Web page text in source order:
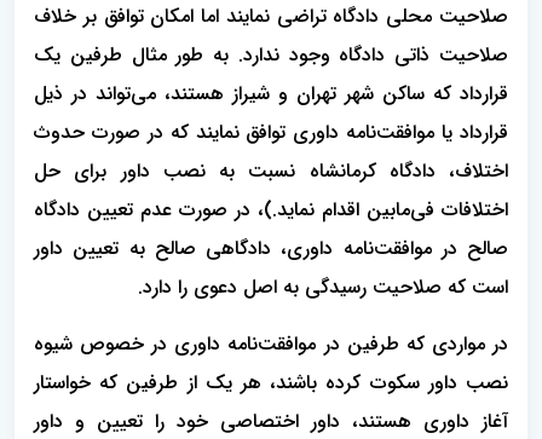
صلاحیت محلی دادگاه تراضی نمایند اما امکان توافق بر خلاف
صلاحیت ذاتی دادگاه وجود ندارد. به طور مثال طرفین یک
قرارداد که ساکن شهر تهران و شیراز هستند، می‌تواند در ذیل
قرارداد یا موافقت‌نامه داوری توافق نمایند که در صورت حدوث
اختلاف، دادگاه کرمانشاه نسبت به نصب داور برای حل
اختلافات فی‌مابین اقدام نماید.)، در صورت عدم تعیین دادگاه
صالح در موافقت‌نامه داوری، دادگاهی صالح به تعیین داور
است که صلاحیت رسیدگی به اصل دعوی را دارد.
در مواردی که طرفین در موافقت‌نامه داوری در خصوص شیوه
نصب داور سکوت کرده باشند، هر یک از طرفین که خواستار
آغاز داوری هستند، داور اختصاصی خود را تعیین و داور